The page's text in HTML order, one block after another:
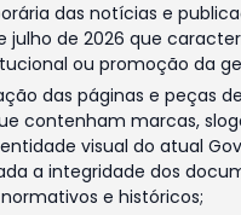
das notícias e
julho de 2026 que
ou promoção da
das páginas e peças de
contenham marcas,
visual do atual
a integridade dos
e históricos;